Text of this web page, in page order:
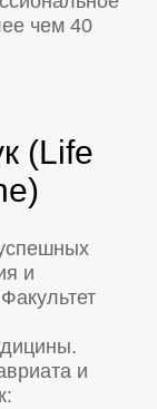
чем 40
(Life
и
и